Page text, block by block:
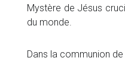
Mystère de Jésus
du monde.
Dans la communion de